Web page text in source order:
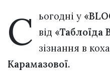
Контакти
Політика конфіденційності
С ьогодні у
від «Таблоїда
зізнання в
Карамазової.